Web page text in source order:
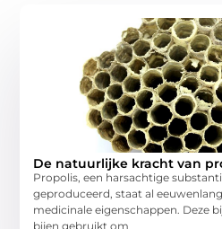
De natuurlijke kracht van
Propolis, een harsachtige
geproduceerd, staat al
medicinale eigenschappen. Deze
bijen gebruikt om